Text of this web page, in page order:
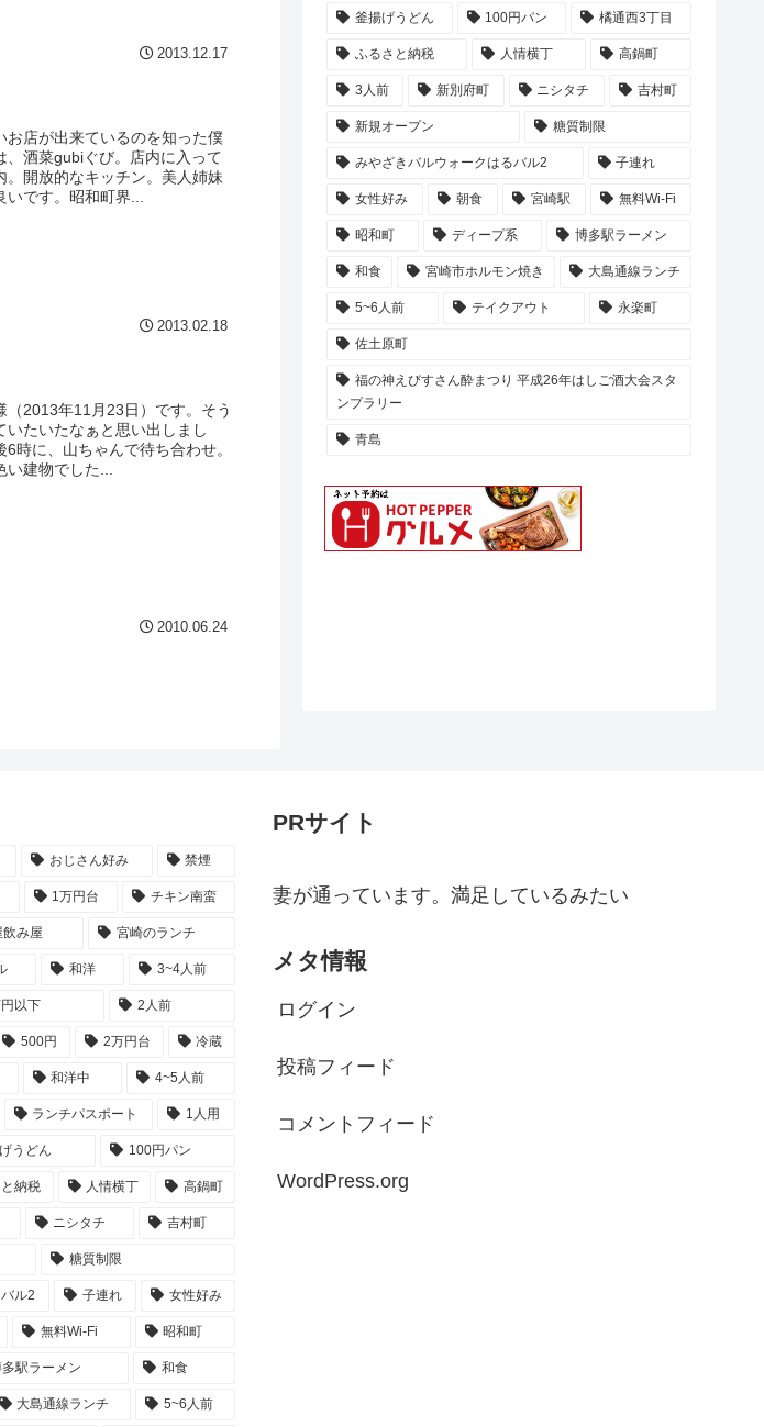
2013.12.17
お店が出来ているのを知った僕
、酒菜gubiぐび。店内に入って
。開放的なキッチン。美人姉妹
いです。昭和町界...
2013.02.18
2013年11月23日）です。そう
たいたなぁと思い出しまし
時に、山ちゃんで待ち合わせ。
建物でした...
2010.06.24
釜揚げうどん 100円パン 橘通西3丁目
ふるさと納税 人情横丁 高鍋町
3人前 新別府町 ニシタチ 吉村町
新規オープン 糖質制限
みやざきバルウォークはるバル2 子連れ
女性好み 朝食 宮崎駅 無料Wi-Fi
昭和町 ディープ系 博多駅ラーメン
和食 宮崎市ホルモン焼き 大島通線ランチ
5~6人前 テイクアウト 永楽町
佐土原町
福の神えびすさん酔まつり 平成26年はしご酒大会スタ
ンプラリー
青島
おじさん好み 禁煙
1万円台 チキン南蛮
み屋 宮崎のランチ
和洋 3~4人前
以下 2人前
500円 2万円台 冷蔵
和洋中 4~5人前
ランチパスポート 1人用
うどん 100円パン
納税 人情横丁 高鍋町
ニシタチ 吉村町
糖質制限
ル2 子連れ 女性好み
無料Wi-Fi 昭和町
多駅ラーメン 和食
大島通線ランチ 5~6人前
PRサイト
妻が通っています。満足しているみたい
メタ情報
ログイン
投稿フィード
コメントフィード
WordPress.org